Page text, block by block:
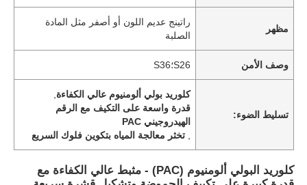
مظهر
راتينج عديم اللون أو أصفر مثل المادة
الصلبة
وصف الأمن S26؛S36
تسليط الضوء:
كلوريد بولي ألومنيوم عالي الكفاءة
قدرة واسعة على التكيف مع الرقم
الهيدروجيني PAC
,تخثر معالجة المياه بتكوين فلوك السريع
كلوريد البولي ألومنيوم (PAC) - مثبط عالي الكفاءة مع